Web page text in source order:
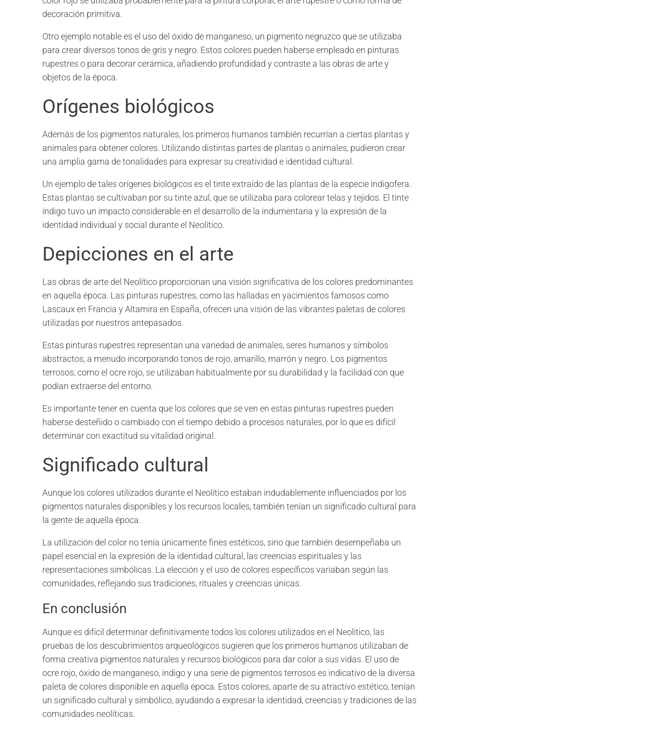
decoración primitiva.
Otro ejemplo notable es el uso del óxido de manganeso, un pigmento negruzco que se utilizaba
para crear diversos tonos de gris y negro. Estos colores pueden haberse empleado en pinturas
rupestres o para decorar cerámica, añadiendo profundidad y contraste a las obras de arte y
objetos de la época.
Orígenes biológicos
Además de los pigmentos naturales, los primeros humanos también recurrían a ciertas plantas y
animales para obtener colores. Utilizando distintas partes de plantas o animales, pudieron crear
una amplia gama de tonalidades para expresar su creatividad e identidad cultural.
Un ejemplo de tales orígenes biológicos es el tinte extraído de las plantas de la especie indigofera.
Estas plantas se cultivaban por su tinte azul, que se utilizaba para colorear telas y tejidos. El tinte
índigo tuvo un impacto considerable en el desarrollo de la indumentaria y la expresión de la
identidad individual y social durante el Neolítico.
Depicciones en el arte
Las obras de arte del Neolítico proporcionan una visión significativa de los colores predominantes
en aquella época. Las pinturas rupestres, como las halladas en yacimientos famosos como
Lascaux en Francia y Altamira en España, ofrecen una visión de las vibrantes paletas de colores
utilizadas por nuestros antepasados.
Estas pinturas rupestres representan una variedad de animales, seres humanos y símbolos
abstractos, a menudo incorporando tonos de rojo, amarillo, marrón y negro. Los pigmentos
terrosos, como el ocre rojo, se utilizaban habitualmente por su durabilidad y la facilidad con que
podían extraerse del entorno.
Es importante tener en cuenta que los colores que se ven en estas pinturas rupestres pueden
haberse desteñido o cambiado con el tiempo debido a procesos naturales, por lo que es difícil
determinar con exactitud su vitalidad original.
Significado cultural
Aunque los colores utilizados durante el Neolítico estaban indudablemente influenciados por los
pigmentos naturales disponibles y los recursos locales, también tenían un significado cultural para
la gente de aquella época.
La utilización del color no tenía únicamente fines estéticos, sino que también desempeñaba un
papel esencial en la expresión de la identidad cultural, las creencias espirituales y las
representaciones simbólicas. La elección y el uso de colores específicos variaban según las
comunidades, reflejando sus tradiciones, rituales y creencias únicas.
En conclusión
Aunque es difícil determinar definitivamente todos los colores utilizados en el Neolítico, las
pruebas de los descubrimientos arqueológicos sugieren que los primeros humanos utilizaban de
forma creativa pigmentos naturales y recursos biológicos para dar color a sus vidas. El uso de
ocre rojo, óxido de manganeso, índigo y una serie de pigmentos terrosos es indicativo de la diversa
paleta de colores disponible en aquella época. Estos colores, aparte de su atractivo estético, tenían
un significado cultural y simbólico, ayudando a expresar la identidad, creencias y tradiciones de las
comunidades neolíticas.